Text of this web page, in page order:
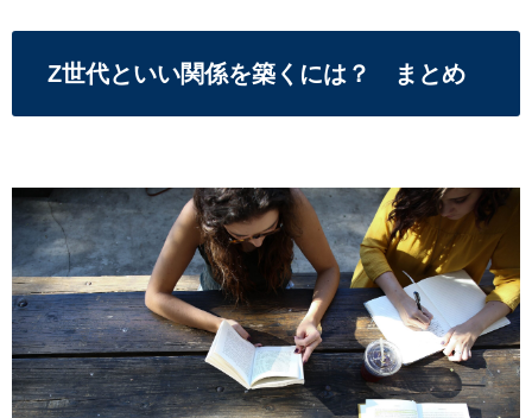
Z世代といい関係を築くには？ まとめ